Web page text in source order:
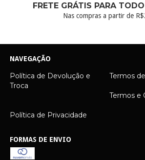
FRETE GRÁTIS PARA
Nas compras a partir de
NAVEGAÇÃO
Política de Devolução e
Troca
Termos
Termos e
Política de Privacidade
FORMAS DE ENVIO